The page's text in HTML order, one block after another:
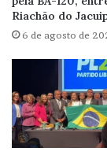
Riachão do
6 de agosto de